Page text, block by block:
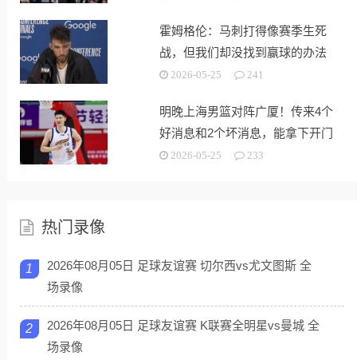
霍姆格伦：马刺打得像赛季生死
战，但我们却没找到赢球的办法
2026-05-25 241
明晚上海男篮对阵广厦！传来4个
好消息和2个坏消息，能拿下开门
红2026-05-25 233
热门录像
1
2026年08月05日 足球友谊赛 切尔西vs尤文图斯 全
场录像
2
2026年08月05日 足球友谊赛 K联赛全明星vs曼城 全
场录像